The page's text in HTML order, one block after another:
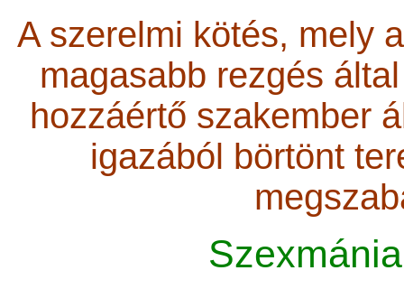
A szerelmi kötés, mely
magasabb rezgés
hozzáértő szakember
igazából börtönt